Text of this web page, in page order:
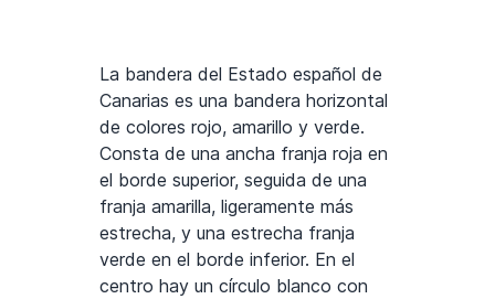
La bandera del Estado español de
Canarias es una bandera horizontal
de colores rojo, amarillo y verde.
Consta de una ancha franja roja en
el borde superior, seguida de una
franja amarilla, ligeramente más
estrecha, y una estrecha franja
verde en el borde inferior. En el
centro hay un círculo blanco con